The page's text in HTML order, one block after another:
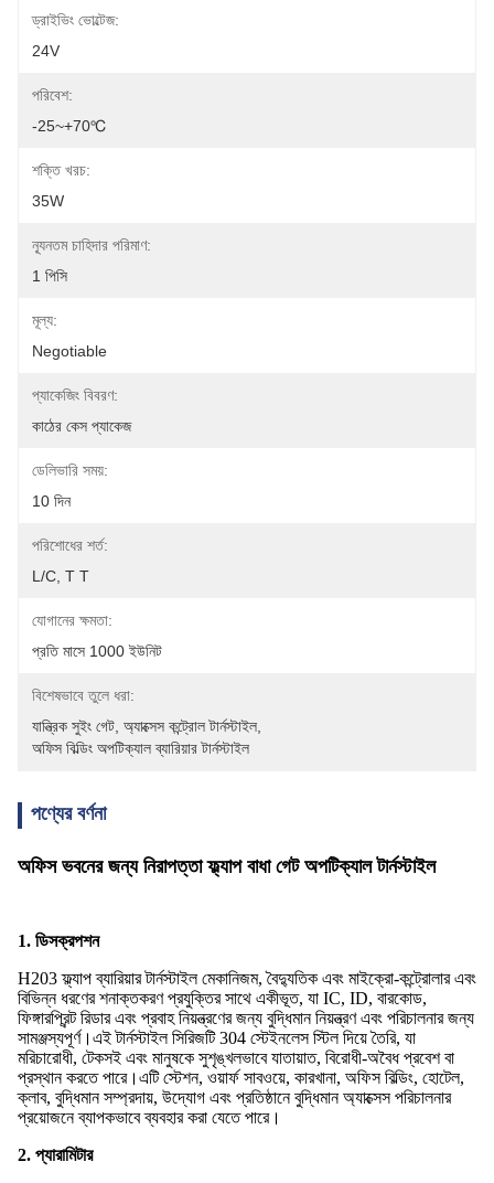
ড্রাইভিং ভোল্টেজ:
24V
পরিবেশ:
-25~+70℃
শক্তি খরচ:
35W
ন্যূনতম চাহিদার পরিমাণ:
1 পিসি
মূল্য:
Negotiable
প্যাকেজিং বিবরণ:
কাঠের কেস প্যাকেজ
ডেলিভারি সময়:
10 দিন
পরিশোধের শর্ত:
L/C, T T
যোগানের ক্ষমতা:
প্রতি মাসে 1000 ইউনিট
বিশেষভাবে তুলে ধরা:
যান্ত্রিক সুইং গেট অ্যাক্সেস কন্ট্রোল টার্নস্টাইল
অফিস বিল্ডিং অপটিক্যাল ব্যারিয়ার টার্নস্টাইল
পণ্যের বর্ণনা
অফিস ভবনের জন্য নিরাপত্তা ফ্ল্যাপ বাধা গেট অপটিক্যাল টার্নস্টাইল
1. ডিসক্রপশন
H203 ফ্ল্যাপ ব্যারিয়ার টার্নস্টাইল মেকানিজম, বৈদ্যুতিক এবং মাইক্রো-কন্ট্রোলার এবং
বিভিন্ন ধরণের শনাক্তকরণ প্রযুক্তির সাথে একীভূত, যা IC, ID, বারকোড,
ফিঙ্গারপ্রিন্ট রিডার এবং প্রবাহ নিয়ন্ত্রণের জন্য বুদ্ধিমান নিয়ন্ত্রণ এবং পরিচালনার জন্য
সামঞ্জস্যপূর্ণ।এই টার্নস্টাইল সিরিজটি 304 স্টেইনলেস স্টিল দিয়ে তৈরি, যা
মরিচারোধী, টেকসই এবং মানুষকে সুশৃঙ্খলভাবে যাতায়াত, বিরোধী-অবৈধ প্রবেশ বা
প্রস্থান করতে পারে।এটি স্টেশন, ওয়ার্ফ সাবওয়ে, কারখানা, অফিস বিল্ডিং, হোটেল,
ক্লাব, বুদ্ধিমান সম্প্রদায়, উদ্যোগ এবং প্রতিষ্ঠানে বুদ্ধিমান অ্যাক্সেস পরিচালনার
প্রয়োজনে ব্যাপকভাবে ব্যবহার করা যেতে পারে।
2. প্যারামিটার